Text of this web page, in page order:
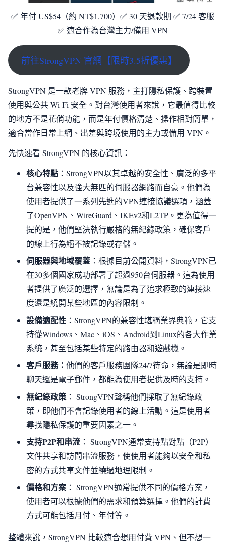
✅ 年付 US$54（約 NT$1,700）✅ 30 天退款期 ✅ 7/24 客服
✅ 適合作為台灣主力/備用 VPN
前往StrongVPN 官網【限時3.5折優惠】
StrongVPN 是一款老牌 VPN 服務，主打隱私保護、跨裝置
使用與公共 Wi-Fi 安全。對台灣使用者來說，它最值得比較
的地方不是花俏功能，而是年付價格清楚、操作相對簡單，
適合當作日常上網、出差與跨境使用的主力或備用 VPN。
先快速看 StrongVPN 的核心資訊：
核心特點 ：StrongVPN以其卓越的安全性、廣泛的多平
台兼容性以及強大無匹的伺服器網路而自豪。他們為
使用者提供了一系列先進的VPN連接協議選項，涵蓋
了OpenVPN、WireGuard、IKEv2和L2TP。更為值得一
提的是，他們堅決執行嚴格的無紀錄政策，確保客戶
的線上行為絕不被記錄或存儲。
伺服器與地域覆蓋 ：根據目前公開資料，StrongVPN已
在30多個國家成功部署了超過950台伺服器。這為使用
者提供了廣泛的選擇，無論是為了追求極致的連接速
度還是繞開某些地區的內容限制。
設備適配性 ：StrongVPN的兼容性堪稱業界典範，它支
持從Windows、Mac、iOS、Android到Linux的各大作業
系統，甚至包括某些特定的路由器和遊戲機。
客戶服務： 他們的客戶服務團隊24/7待命，無論是即時
聊天還是電子郵件，都能為使用者提供及時的支持。
無紀錄政策 ： StrongVPN聲稱他們採取了無紀錄政
策，即他們不會記錄使用者的線上活動。這是使用者
尋找隱私保護的重要因素之一。
支持P2P和串流 ： StrongVPN通常支持點對點（P2P）
文件共享和訪問串流服務，使使用者能夠以安全和私
密的方式共享文件並繞過地理限制。
價格和方案 ： StrongVPN通常提供不同的價格方案，
使用者可以根據他們的需求和預算選擇。他們的計費
方式可能包括月付、年付等。
整體來說，StrongVPN 比較適合想用付費 VPN、但不想一